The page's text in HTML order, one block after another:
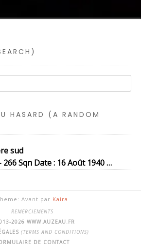
HASARD (A RANDOM
sud
Sqn Date : 16 Août 1940 …
Avant par Kaira
REMERCIEMENTS
2026 WWW.AUZEAU.FR
(TERMS AND CONDITIONS)
DE CONTACT